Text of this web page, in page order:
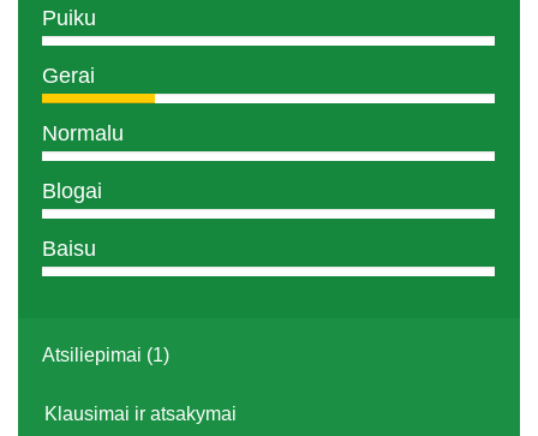
Puiku
Gerai
Normalu
Blogai
Baisu
Atsiliepimai (1)
Klausimai ir atsakymai